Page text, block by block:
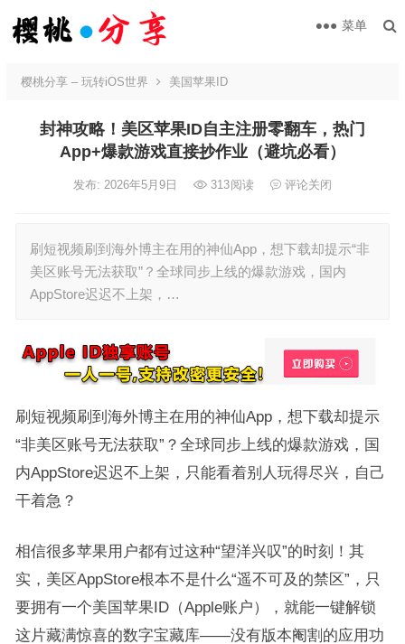
菜单
樱桃分享 – 玩转iOS世界 美国苹果ID
封神攻略！美区苹果ID自主注册零翻车，热门
App+爆款游戏直接抄作业（避坑必看）
发布: 2026年5月9日 313阅读 评论关闭
刷短视频刷到海外博主在用的神仙App，想下载却提示“非
美区账号无法获取”？全球同步上线的爆款游戏，国内
AppStore迟迟不上架，…
刷短视频刷到海外博主在用的神仙App，想下载却提示
“非美区账号无法获取”？全球同步上线的爆款游戏，国
内AppStore迟迟不上架，只能看着别人玩得尽兴，自己
干着急？
相信很多苹果用户都有过这种“望洋兴叹”的时刻！其
实，美区AppStore根本不是什么“遥不可及的禁区”，只
要拥有一个美国苹果ID（Apple账户），就能一键解锁
这片藏满惊喜的数字宝藏库——没有版本阉割的应用功